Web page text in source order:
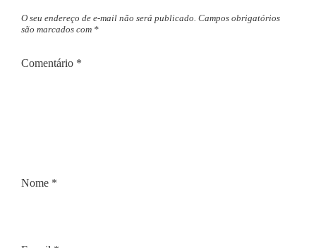
O seu endereço de e-mail não será publicado. Campos obrigatórios
são marcados com *
Comentário *
Nome *